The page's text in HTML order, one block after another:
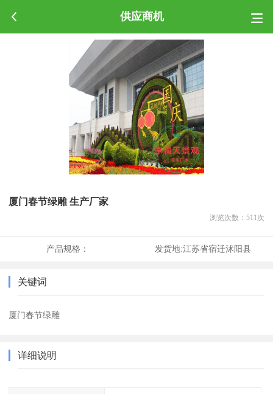
供应商机
厦门春节绿雕 生产厂家
浏览次数： 511 次
产品规格： 发货地:江苏省宿迁沭阳县
关键词
厦门春节绿雕
详细说明